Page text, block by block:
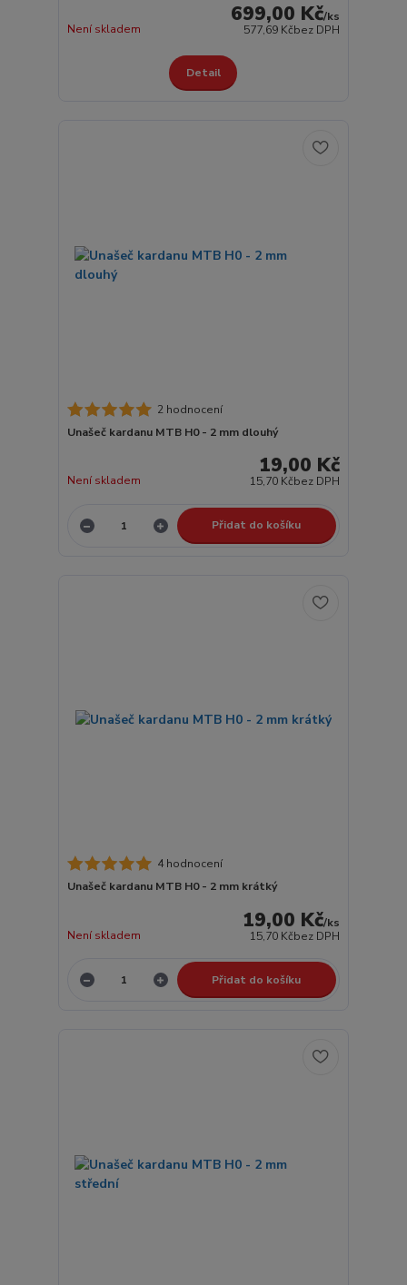
699,00 Kč/ks
577,69 Kčbez DPH
Není skladem
Detail
2 hodnocení
Unašeč kardanu MTB H0 - 2 mm dlouhý
19,00 Kč
15,70 Kčbez DPH
Není skladem
Přidat do košíku
4 hodnocení
Unašeč kardanu MTB H0 - 2 mm krátký
19,00 Kč/ks
15,70 Kčbez DPH
Není skladem
Přidat do košíku